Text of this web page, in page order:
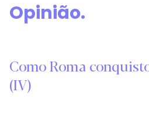
Opinião.
Como Roma
(IV)